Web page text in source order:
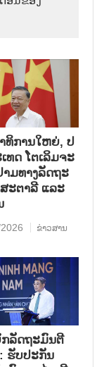
ທິ​ການ​ໃຫຍ່, ປ​
ທດ ໂຕ​ເລິມ​ຈະ​
ມ​ທາງ​ລັດ​ຖະ​
ະ​ຕາ​ລີ ແລະ
ຂ່າວສານ
ລັດຖະມົນຕີ
ຮັບປະກັນ